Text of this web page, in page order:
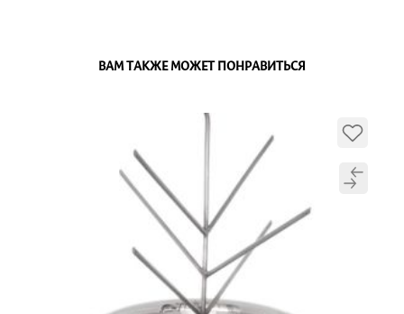
ВАМ ТАКЖЕ МОЖЕТ ПОНРАВИТЬСЯ